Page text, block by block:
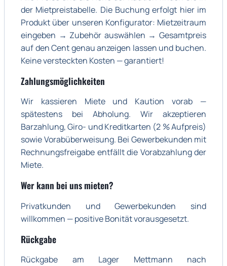
der Mietpreistabelle. Die Buchung erfolgt hier im
Produkt über unseren Konfigurator: Mietzeitraum
eingeben → Zubehör auswählen → Gesamtpreis
auf den Cent genau anzeigen lassen und buchen.
Keine versteckten Kosten — garantiert!
Zahlungsmöglichkeiten
Wir kassieren Miete und Kaution vorab —
spätestens bei Abholung. Wir akzeptieren
Barzahlung, Giro- und Kreditkarten (2 % Aufpreis)
sowie Vorabüberweisung. Bei Gewerbekunden mit
Rechnungsfreigabe entfällt die Vorabzahlung der
Miete.
Wer kann bei uns mieten?
Privatkunden und Gewerbekunden sind
willkommen — positive Bonität vorausgesetzt.
Rückgabe
Rückgabe am Lager Mettmann nach